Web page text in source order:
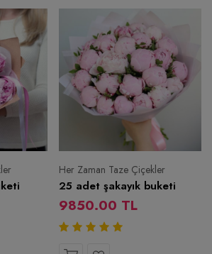
Her Zaman Taze Çiçekler
25 adet şakayık buketi
9850.00 TL